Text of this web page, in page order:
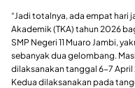
“Jadi totalnya, ada empat hari
Akademik (TKA) tahun 2026
SMP Negeri 11 Muaro Jambi,
sebanyak dua gelombang.
dilaksanakan tanggal 6-7
Kedua dilaksanakan pada